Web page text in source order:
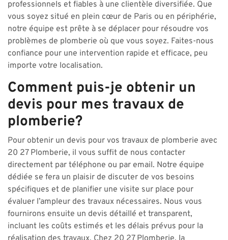
professionnels et fiables à une clientèle diversifiée. Que
vous soyez situé en plein cœur de Paris ou en périphérie,
notre équipe est prête à se déplacer pour résoudre vos
problèmes de plomberie où que vous soyez. Faites-nous
confiance pour une intervention rapide et efficace, peu
importe votre localisation.
Comment puis-je obtenir un
devis pour mes travaux de
plomberie?
Pour obtenir un devis pour vos travaux de plomberie avec
20 27 Plomberie, il vous suffit de nous contacter
directement par téléphone ou par email. Notre équipe
dédiée se fera un plaisir de discuter de vos besoins
spécifiques et de planifier une visite sur place pour
évaluer l’ampleur des travaux nécessaires. Nous vous
fournirons ensuite un devis détaillé et transparent,
incluant les coûts estimés et les délais prévus pour la